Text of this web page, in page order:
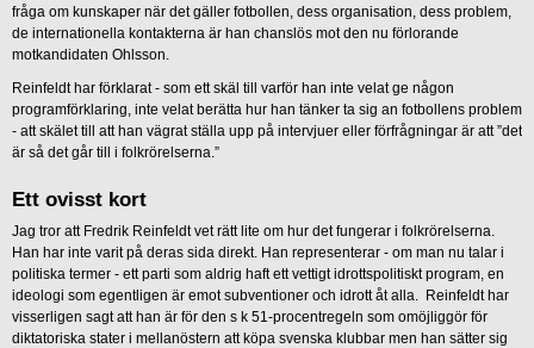
fråga om kunskaper när det gäller fotbollen, dess organisation, dess problem,
de internationella kontakterna är han chanslös mot den nu förlorande
motkandidaten Ohlsson.
Reinfeldt har förklarat - som ett skäl till varför han inte velat ge någon
programförklaring, inte velat berätta hur han tänker ta sig an fotbollens problem
- att skälet till att han vägrat ställa upp på intervjuer eller förfrågningar är att ”det
är så det går till i folkrörelserna.”
Ett ovisst kort
Jag tror att Fredrik Reinfeldt vet rätt lite om hur det fungerar i folkrörelserna.
Han har inte varit på deras sida direkt. Han representerar - om man nu talar i
politiska termer - ett parti som aldrig haft ett vettigt idrottspolitiskt program, en
ideologi som egentligen är emot subventioner och idrott åt alla. Reinfeldt har
visserligen sagt att han är för den s k 51-procentregeln som omöjliggör för
diktatoriska stater i mellanöstern att köpa svenska klubbar men han sätter sig